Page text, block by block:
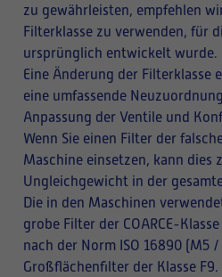
zu gewährleisten, empfehlen
Filterklasse zu verwenden, für
ursprünglich entwickelt wurde.
Eine Änderung der Filterklasse
eine umfassende
Anpassung der Ventile und
Wenn Sie einen Filter der
Maschine einsetzen, kann dies
Ungleichgewicht in der
Die in den Maschinen
grobe Filter der COARCE-
nach der Norm ISO 16890 (M5
Großflächenfilter der Klasse F9.